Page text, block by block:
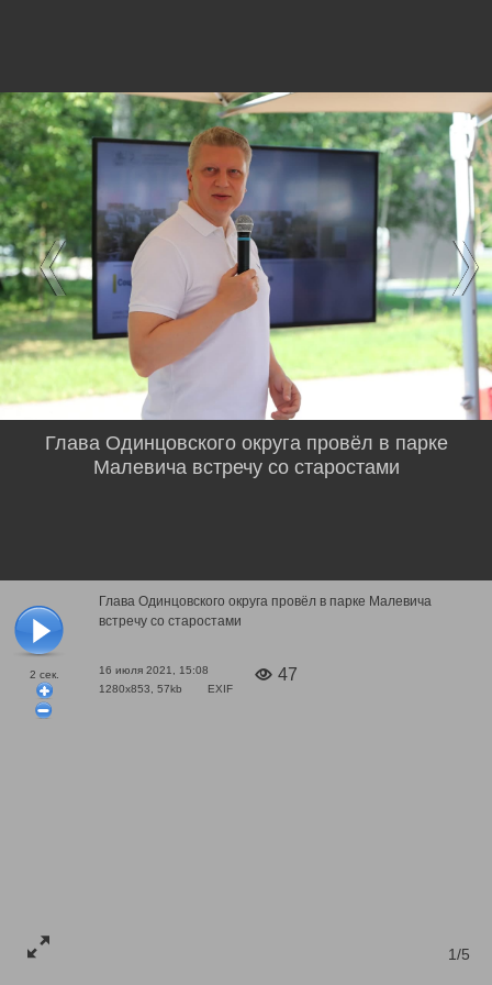
2 сек.
Глава Одинцовского округа провёл в парке Малевича
встречу со старостами
16 июля 2021, 15:08
1280x853, 57kb
EXIF
47
1/5
Глава Одинцовского округа провёл в парке
Малевича встречу со старостами